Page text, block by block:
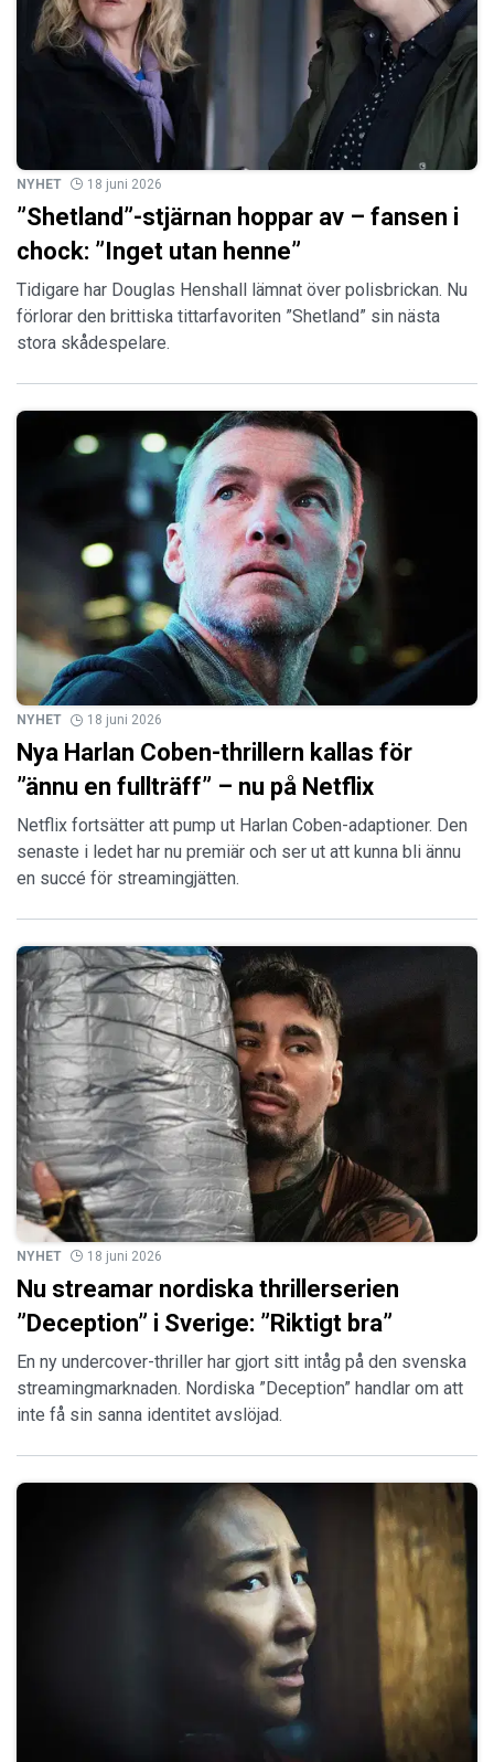
NYHET 18 juni 2026
”Shetland”-stjärnan hoppar av – fansen i
chock: ”Inget utan henne”
Tidigare har Douglas Henshall lämnat över polisbrickan. Nu
förlorar den brittiska tittarfavoriten ”Shetland” sin nästa
stora skådespelare.
NYHET 18 juni 2026
Nya Harlan Coben-thrillern kallas för
”ännu en fullträff” – nu på Netflix
Netflix fortsätter att pump ut Harlan Coben-adaptioner. Den
senaste i ledet har nu premiär och ser ut att kunna bli ännu
en succé för streamingjätten.
NYHET 18 juni 2026
Nu streamar nordiska thrillerserien
”Deception” i Sverige: ”Riktigt bra”
En ny undercover-thriller har gjort sitt intåg på den svenska
streamingmarknaden. Nordiska ”Deception” handlar om att
inte få sin sanna identitet avslöjad.